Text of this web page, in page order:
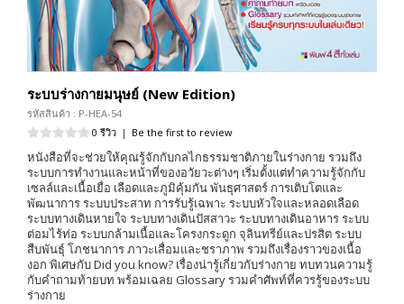
ระบบร่างกายมนุษย์ (New Edition)
รหัสสินค้า : P-HEA-54
0 รีวิว | Be the first to review
หนังสือที่จะช่วยให้คุณรู้จักกับกลไกธรรมชาติภายในร่างกาย รวมถึง
ระบบการทำงานและหน้าที่ของอวัยวะต่างๆ เริ่มตั้งแต่ทำความรู้จักกับ
เซลล์และเนื้อเยื่อ เลือดและภูมิคุ้มกัน พันธุศาสตร์ การเติบโตและ
พัฒนาการ ระบบประสาท การรับรู้เฉพาะ ระบบหัวใจและหลอดเลือด
ระบบทางเดินหายใจ ระบบทางเดินปัสสาวะ ระบบทางเดินอาหาร ระบบ
ต่อมไร้ท่อ ระบบกล้ามเนื้อและโครงกระดูก จุลินทรีย์และปรสิต ระบบ
สืบพันธุ์ โภชนาการ ภาวะเสื่อมและชราภาพ รวมถึงเรื่องราวของเนื้อ
งอก พิเศษกับ Did you know? เรื่องน่ารู้เกี่ยวกับร่างกาย ทบทวนความรู้
กับคำถามท้ายบท พร้อมเฉลย Glossary รวมคำศัพท์ที่ควรรู้ของระบบ
ร่างกาย